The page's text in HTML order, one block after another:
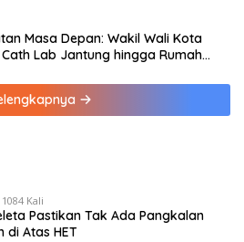
Masa Depan: Wakil Wali Kota
Lab Jantung hingga Rumah
Kali
Pastikan Tak Ada Pangkalan
di Atas HET